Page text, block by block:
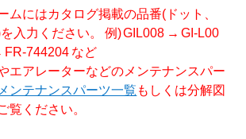
ムにはカタログ掲載の品番(ドット、
入力ください。 例) GIL008 → GI-L00
744204 など
エアレーターなどのメンテナンスパー
ンテナンスパーツ一覧 もしくは分解図
覧ください。